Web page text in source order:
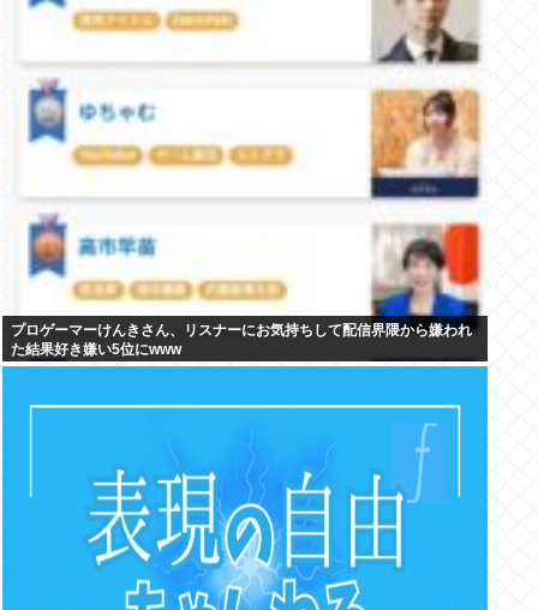
プロゲーマーけんきさん、リスナーにお気持ちして配信界隈から嫌われ
た結果好き嫌い5位にwww